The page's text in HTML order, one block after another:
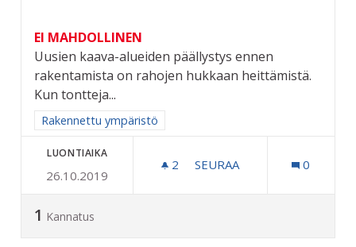
EI MAHDOLLINEN
Uusien kaava-alueiden päällystys ennen
rakentamista on rahojen hukkaan heittämistä.
Kun tontteja...
Rajaa tulokset aihepiirin mukaan: Rakennettu ympäristö
Rakennettu ympäristö
LUONTIAIKA
26.10.2019
2 2 SEURAAJAA
SEURAA 0
1 Kannatus